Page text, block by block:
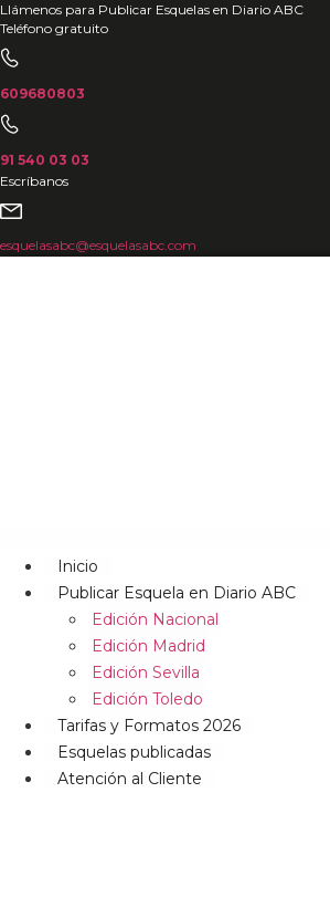
Ir
al
contenido
Llámenos para Publicar Esquelas en Diario ABC
Teléfono gratuito
609680803
91 540 03 03
Escríbanos
esquelasabc@esquelasabc.com
Inicio
Publicar Esquela en Diario ABC
Edición Nacional
Edición Madrid
Edición Sevilla
Edición Toledo
Tarifas y Formatos 2026
Esquelas publicadas
Atención al Cliente